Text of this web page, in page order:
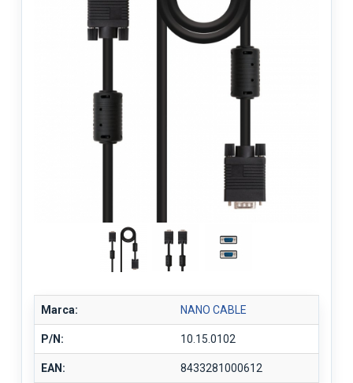
Marca: NANO CABLE
P/N: 10.15.0102
EAN: 8433281000612